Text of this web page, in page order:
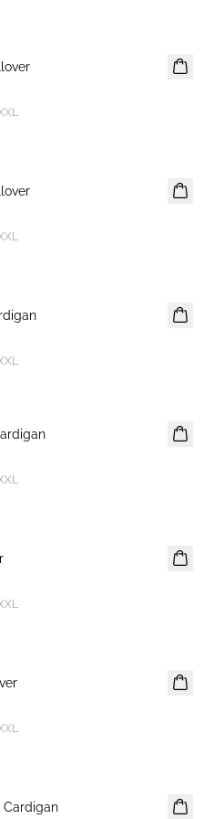
Cardigan